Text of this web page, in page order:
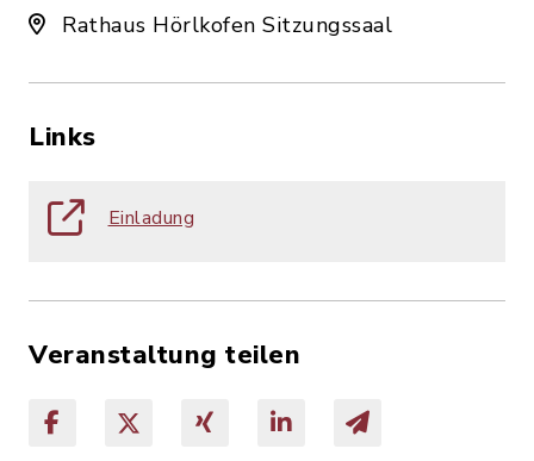
Rathaus Hörlkofen Sitzungssaal
Links
Einladung
Veranstaltung teilen